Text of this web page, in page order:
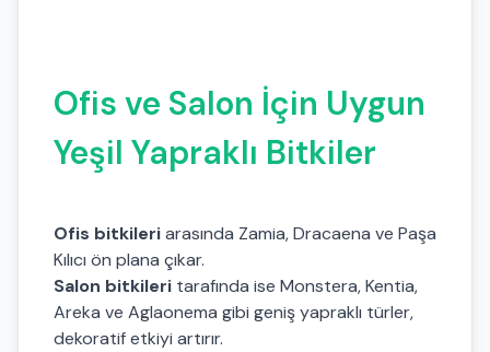
Ofis ve Salon İçin Uygun
Yeşil Yapraklı Bitkiler
Ofis bitkileriarasında Zamia, Dracaena ve Paşa
Kılıcı ön plana çıkar.
Salon bitkileri tarafında ise Monstera, Kentia,
Areka ve Aglaonema gibi geniş yapraklı türler,
dekoratif etkiyi artırır.